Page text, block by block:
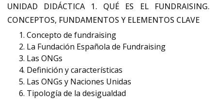
UNIDAD DIDÁCTICA 1. QUÉ ES EL FUNDRAISING.
CONCEPTOS, FUNDAMENTOS Y ELEMENTOS CLAVE
Concepto de fundraising
La Fundación Española de Fundraising
Las ONGs
Definición y características
Las ONGs y Naciones Unidas
Tipología de la desigualdad